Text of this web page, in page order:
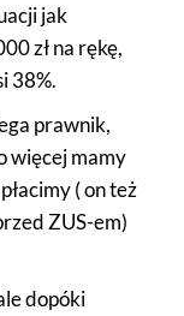
jak
zł na rękę,
38%.
prawnik,
więcej mamy
( on też
ZUS-em)
dopóki